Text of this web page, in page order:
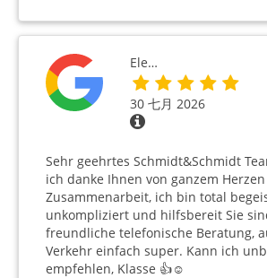
Ele…
30 七月 2026
Sehr geehrtes Schmidt&Schmidt
ich danke Ihnen von ganzem
Zusammenarbeit, ich bin total
unkompliziert und hilfsbereit Sie
freundliche telefonische Beratung,
Verkehr einfach super. Kann ich
empfehlen, Klasse 👍☺️